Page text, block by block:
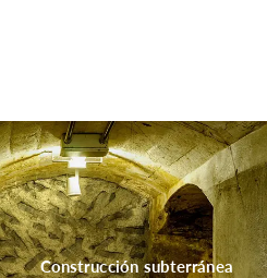
Construcción subterránea